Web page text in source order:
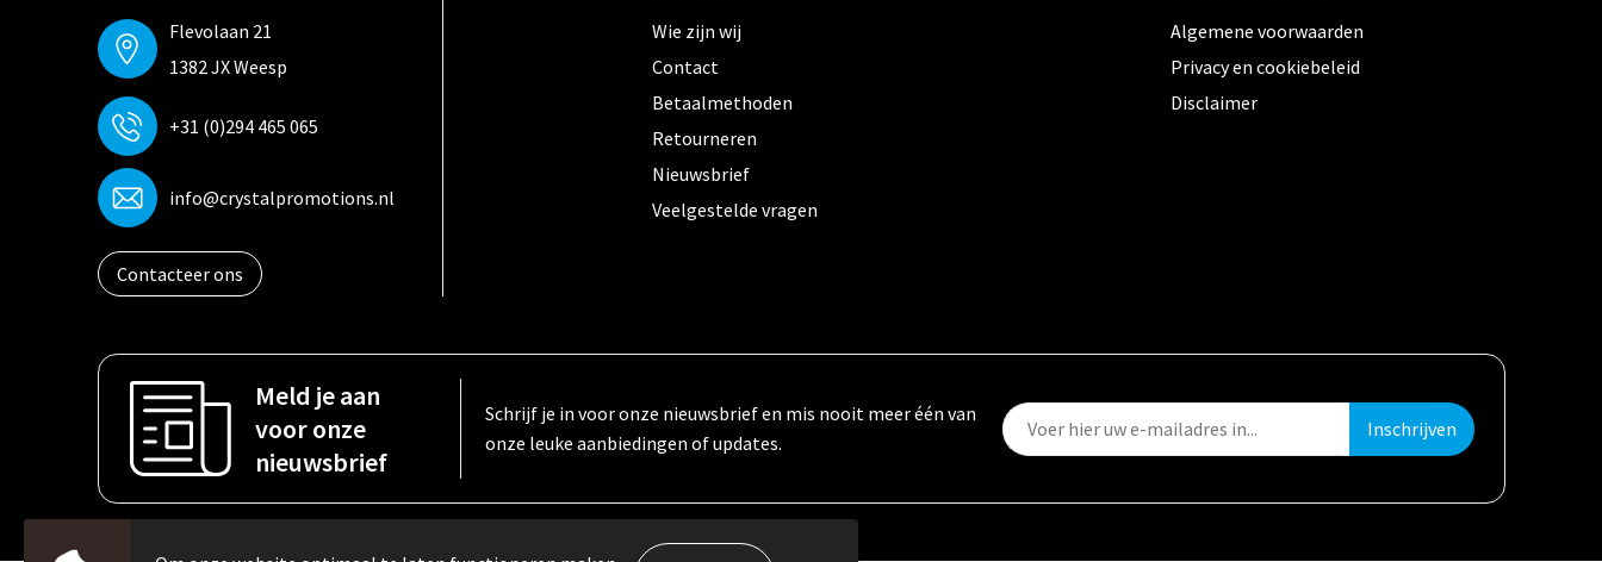
Flevolaan 21
1382 JX Weesp
+31 (0)294 465 065
info@crystalpromotions.nl
Contacteer ons
Wie zijn wij
Contact
Betaalmethoden
Retourneren
Nieuwsbrief
Veelgestelde vragen
Algemene voorwaarden
Privacy en cookiebeleid
Disclaimer
Meld je aan
voor onze
nieuwsbrief
Schrijf je in voor onze nieuwsbrief en mis nooit meer één van
onze leuke aanbiedingen of updates.